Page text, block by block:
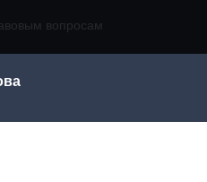
государственных